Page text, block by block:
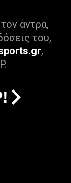
άντρα,
του,
,